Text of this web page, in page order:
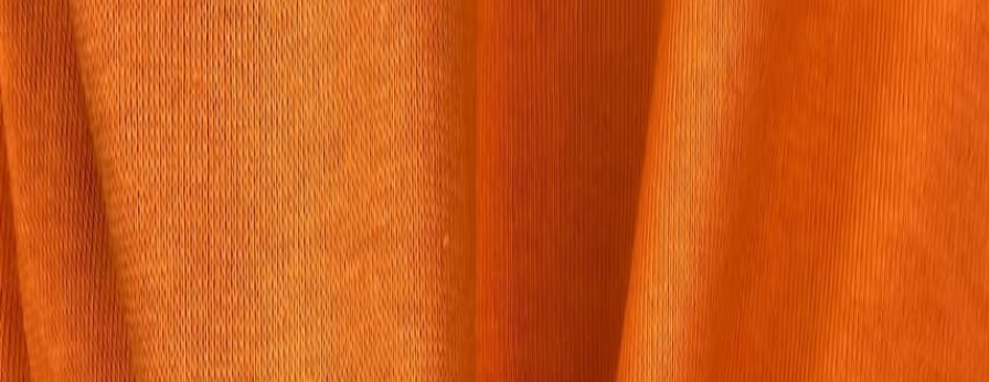
Каталог материалов для белья, кружев и фурнитуры.
Категории
Все товарыКаталог